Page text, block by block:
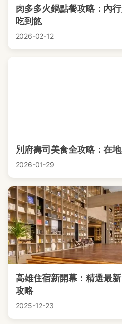
肉多多火鍋點餐攻略：內
吃到飽
2026-02-12
別府壽司美食全攻略：在
2026-01-29
高雄住宿新開幕：精選最
攻略
2025-12-23